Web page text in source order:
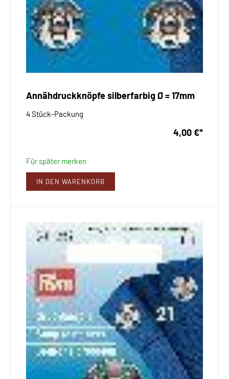
Annähdruckknöpfe silberfarbig Ø = 17mm
4 Stück-Packung
4,00 €*
Für später merken
IN DEN WARENKORB